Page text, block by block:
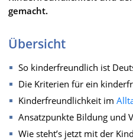
gemacht.
Übersicht
So kinderfreundlich ist
Die Kriterien für ein
Kinderfreundlichkeit im
Ansatzpunkte Bildung und
Wie steht’s jetzt mit der